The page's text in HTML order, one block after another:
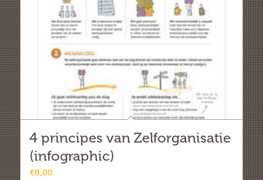
4 principes van Zelforganisatie
(infographic)
€0,00